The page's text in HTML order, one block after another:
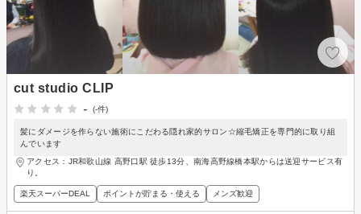
cut studio CLIP
-
(-件)
髪にダメージを作らない施術にこだわる隠れ家的サロン☆縮毛矯正を専門的に取り組
んでいます
アクセス：JR和歌山線 高野口駅 徒歩13分、南海高野線橋本駅からは送迎サービス有
り。
楽天スーパーDEAL ポイントが貯まる・使える メンズ歓迎